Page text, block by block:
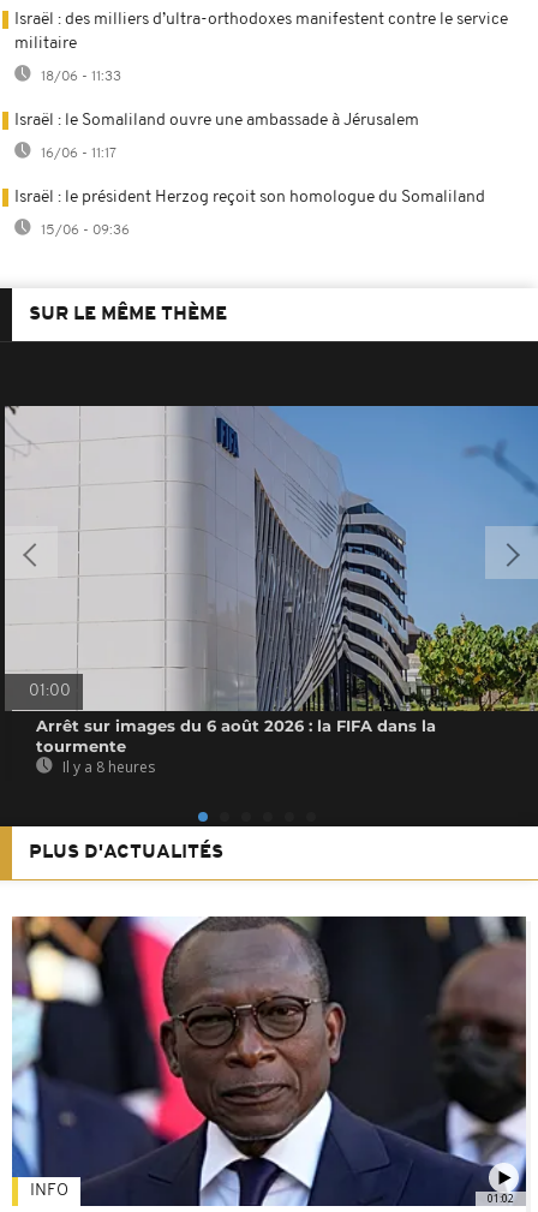
Israël : des milliers d’ultra-orthodoxes manifestent contre le service
militaire
18/06 - 11:33
Israël : le Somaliland ouvre une ambassade à Jérusalem
16/06 - 11:17
Israël : le président Herzog reçoit son homologue du Somaliland
15/06 - 09:36
SUR LE MÊME THÈME
01:00
Arrêt sur images du 6 août 2026 : la FIFA dans la
tourmente
Il y a 8 heures
PLUS D'ACTUALITÉS
01:02
INFO